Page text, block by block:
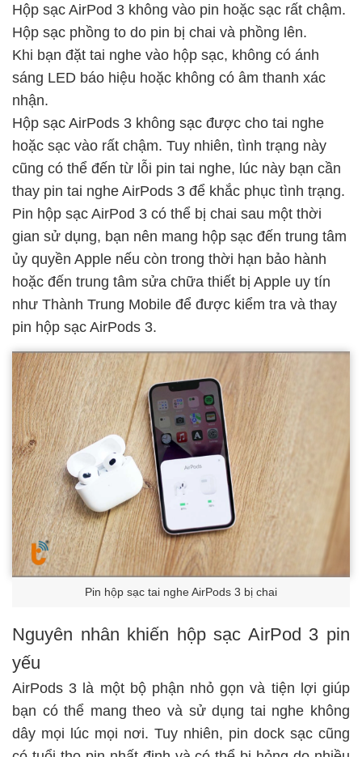
Hộp sạc AirPod 3 không vào pin hoặc sạc rất chậm.
Hộp sạc phồng to do pin bị chai và phồng lên.
Khi bạn đặt tai nghe vào hộp sạc, không có ánh
sáng LED báo hiệu hoặc không có âm thanh xác
nhận.
Hộp sạc AirPods 3 không sạc được cho tai nghe
hoặc sạc vào rất chậm. Tuy nhiên, tình trạng này
cũng có thể đến từ lỗi pin tai nghe, lúc này bạn cần
thay pin tai nghe AirPods 3 để khắc phục tình trạng.
Pin hộp sạc AirPod 3 có thể bị chai sau một thời
gian sử dụng, bạn nên mang hộp sạc đến trung tâm
ủy quyền Apple nếu còn trong thời hạn bảo hành
hoặc đến trung tâm sửa chữa thiết bị Apple uy tín
như Thành Trung Mobile để được kiểm tra và thay
pin hộp sạc AirPods 3.
Pin hộp sạc tai nghe AirPods 3 bị chai
Nguyên nhân khiến hộp sạc AirPod 3 pin
yếu
AirPods 3 là một bộ phận nhỏ gọn và tiện lợi giúp
bạn có thể mang theo và sử dụng tai nghe không
dây mọi lúc mọi nơi. Tuy nhiên, pin dock sạc cũng